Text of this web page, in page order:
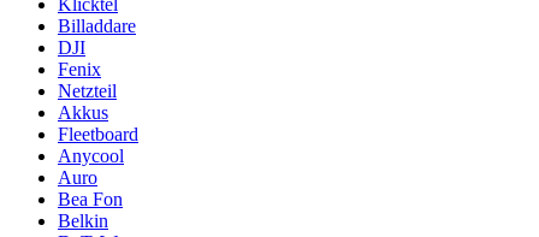
Klicktel
Billaddare
DJI
Fenix
Netzteil
Akkus
Fleetboard
Anycool
Auro
Bea Fon
Belkin